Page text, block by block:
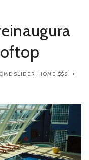
SLIDER-HOME $$$